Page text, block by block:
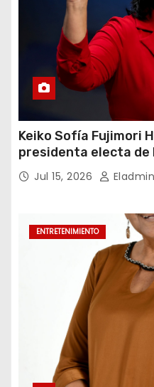
Keiko Sofía Fujimori
presidenta electa de
para el periodo
Jul 15, 2026 Eladmin
ENTRETENIMIENTO